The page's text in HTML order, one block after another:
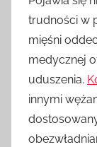
trudności w
mięśni
medycznej
uduszenia.
innymi